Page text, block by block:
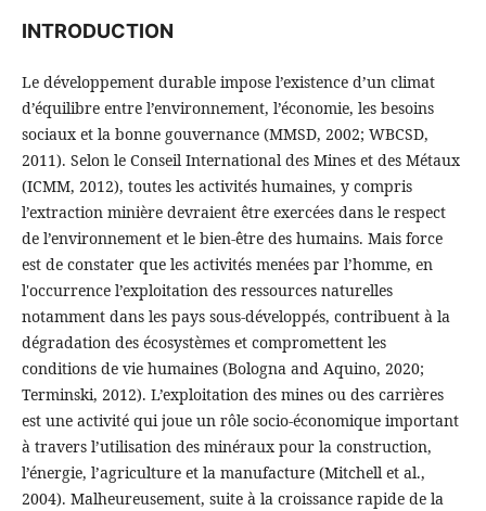
INTRODUCTION
Le développement durable impose l’existence d’un climat
d’équilibre entre l’environnement, l’économie, les besoins
sociaux et la bonne gouvernance (MMSD, 2002; WBCSD,
2011). Selon le Conseil International des Mines et des Métaux
(ICMM, 2012), toutes les activités humaines, y compris
l’extraction minière devraient être exercées dans le respect
de l’environnement et le bien-être des humains. Mais force
est de constater que les activités menées par l’homme, en
l'occurrence l’exploitation des ressources naturelles
notamment dans les pays sous-développés, contribuent à la
dégradation des écosystèmes et compromettent les
conditions de vie humaines (Bologna and Aquino, 2020;
Terminski, 2012). L’exploitation des mines ou des carrières
est une activité qui joue un rôle socio-économique important
à travers l’utilisation des minéraux pour la construction,
l’énergie, l’agriculture et la manufacture (Mitchell et al.,
2004). Malheureusement, suite à la croissance rapide de la